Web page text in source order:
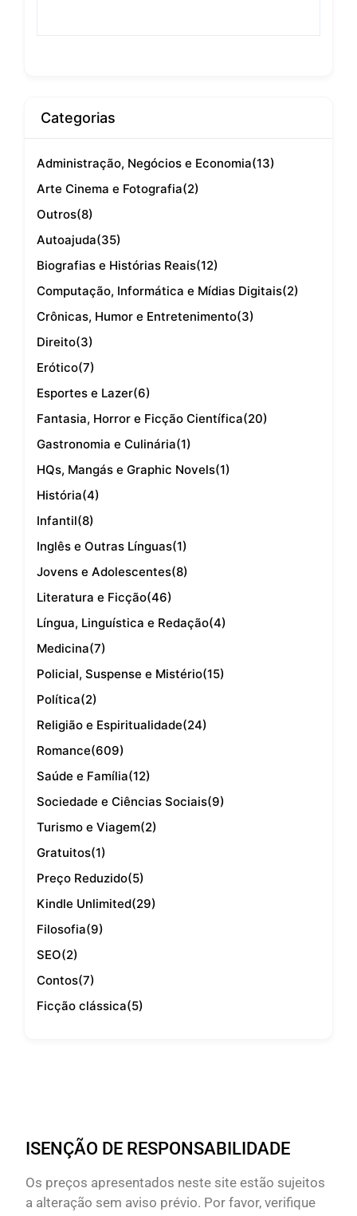
Categorias
Administração, Negócios e Economia(13)
Arte Cinema e Fotografia(2)
Outros(8)
Autoajuda(35)
Biografias e Histórias Reais(12)
Computação, Informática e Mídias Digitais(2)
Crônicas, Humor e Entretenimento(3)
Direito(3)
Erótico(7)
Esportes e Lazer(6)
Fantasia, Horror e Ficção Científica(20)
Gastronomia e Culinária(1)
HQs, Mangás e Graphic Novels(1)
História(4)
Infantil(8)
Inglês e Outras Línguas(1)
Jovens e Adolescentes(8)
Literatura e Ficção(46)
Língua, Linguística e Redação(4)
Medicina(7)
Policial, Suspense e Mistério(15)
Política(2)
Religião e Espiritualidade(24)
Romance(609)
Saúde e Família(12)
Sociedade e Ciências Sociais(9)
Turismo e Viagem(2)
Gratuitos(1)
Preço Reduzido(5)
Kindle Unlimited(29)
Filosofia(9)
SEO(2)
Contos(7)
Ficção clássica(5)
ISENÇÃO DE RESPONSABILIDADE
Os preços apresentados neste site estão sujeitos
a alteração sem aviso prévio. Por favor, verifique